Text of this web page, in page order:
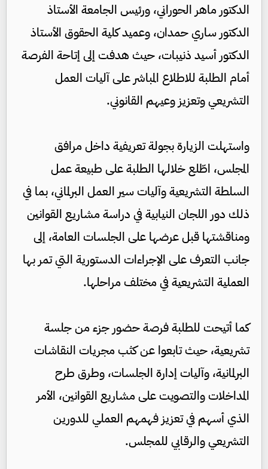
الدكتور ماهر الحوراني، ورئيس الجامعة الأستاذ
الدكتور ساري حمدان، وعميد كلية الحقوق الأستاذ
الدكتور أسيد ذنيبات، حيث هدفت إلى إتاحة الفرصة
أمام الطلبة للاطلاع المباشر على آليات العمل
التشريعي وتعزيز وعيهم القانوني.
واستهلت الزيارة بجولة تعريفية داخل مرافق
المجلس، اطّلع خلالها الطلبة على طبيعة عمل
السلطة التشريعية وآليات سير العمل البرلماني، بما في
ذلك دور اللجان النيابية في دراسة مشاريع القوانين
ومناقشتها قبل عرضها على الجلسات العامة، إلى
جانب التعرف على الإجراءات الدستورية التي تمر بها
العملية التشريعية في مختلف مراحلها.
كما أتيحت للطلبة فرصة حضور جزء من جلسة
تشريعية، حيث تابعوا عن كثب مجريات النقاشات
البرلمانية، وآليات إدارة الجلسات، وطرق طرح
المداخلات والتصويت على مشاريع القوانين، الأمر
الذي أسهم في تعزيز فهمهم العملي للدورين
التشريعي والرقابي للمجلس.